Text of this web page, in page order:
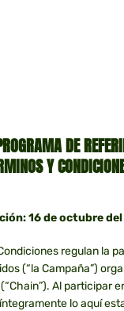
DE
Y
16 de octubre
regulan la
(“la Campaña”)
(“Chain”). Al participar
lo aquí